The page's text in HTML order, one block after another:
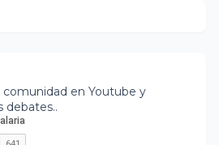
comunidad en Youtube y
debates..